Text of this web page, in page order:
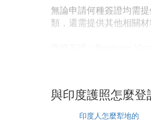
無論申請何種簽證均需
類，還需提供其他相關
商務簽證（Business
權單位的信函和印方認
函和印方認可機構的邀
月的一次有效簽證。
與印度護照怎麼
印度人怎麼犁地的